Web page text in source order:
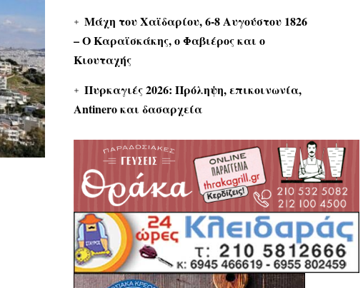
Μάχη του Χαϊδαρίου, 6-8 Αυγούστου 1826
– Ο Καραϊσκάκης, ο Φαβιέρος και ο
Κιουταχής
Πυρκαγιές 2026: Πρόληψη, επικοινωνία,
Antinero και δασαρχεία